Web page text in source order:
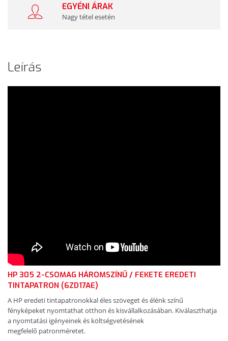
EGYÉNI ÁRAK
Nagy tétel esetén
Leírás
HP 305 2-CSOMAG HÁROMSZÍNŰ / FEKETE EREDETI
TINTAPATRON (6ZD17AE)
A HP eredeti tintapatronokkal éles szöveget és élénk színű
fényképeket nyomtathat otthon és kisvállalkozásában. Kiválaszthatja
a nyomtatási igényeinek és költségvetésének
megfelelő patronméretet.